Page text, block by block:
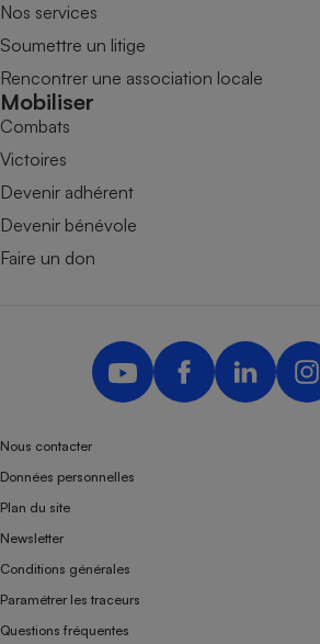
Nos services
Soumettre un litige
Rencontrer une association locale
Mobiliser
Combats
Victoires
Devenir adhérent
Devenir bénévole
Faire un don
Nous contacter
Données personnelles
Plan du site
Newsletter
Conditions générales
Paramétrer les traceurs
Questions fréquentes